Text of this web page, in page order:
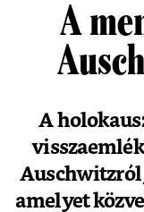
A
A
amelyet